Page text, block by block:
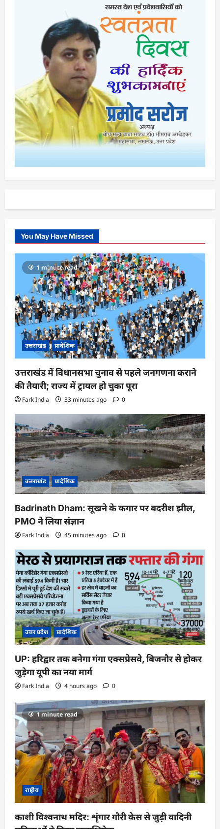
You May Have Missed
1 minute read
उत्तराखंड प्रादेशिक
उत्तराखंड में विधानसभा चुनाव से पहले जनगणना कराने
की तैयारी; राज्य में ट्रायल हो चुका पूरा
Fark India 33 minutes ago 0
उत्तराखंड प्रादेशिक
Badrinath Dham: सूखने के कगार पर बदरीश झील,
PMO ने लिया संज्ञान
Fark India 45 minutes ago 0
उत्तर प्रदेश प्रादेशिक
UP: हरिद्वार तक बनेगा गंगा एक्सप्रेसवे, बिजनौर से होकर
जुड़ेगा यूपी का नया मार्ग
Fark India 4 hours ago 0
1 minute read
राष्ट्रीय
काशी विश्वनाथ मदिर: शृंगार गौरी केस से जुड़ी वादिनी